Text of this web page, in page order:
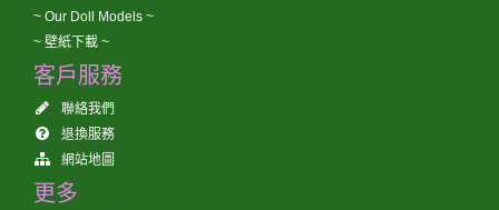
~ Our Doll Models ~
~ 壁紙下載 ~
客戶服務
聯絡我們
退換服務
網站地圖
更多